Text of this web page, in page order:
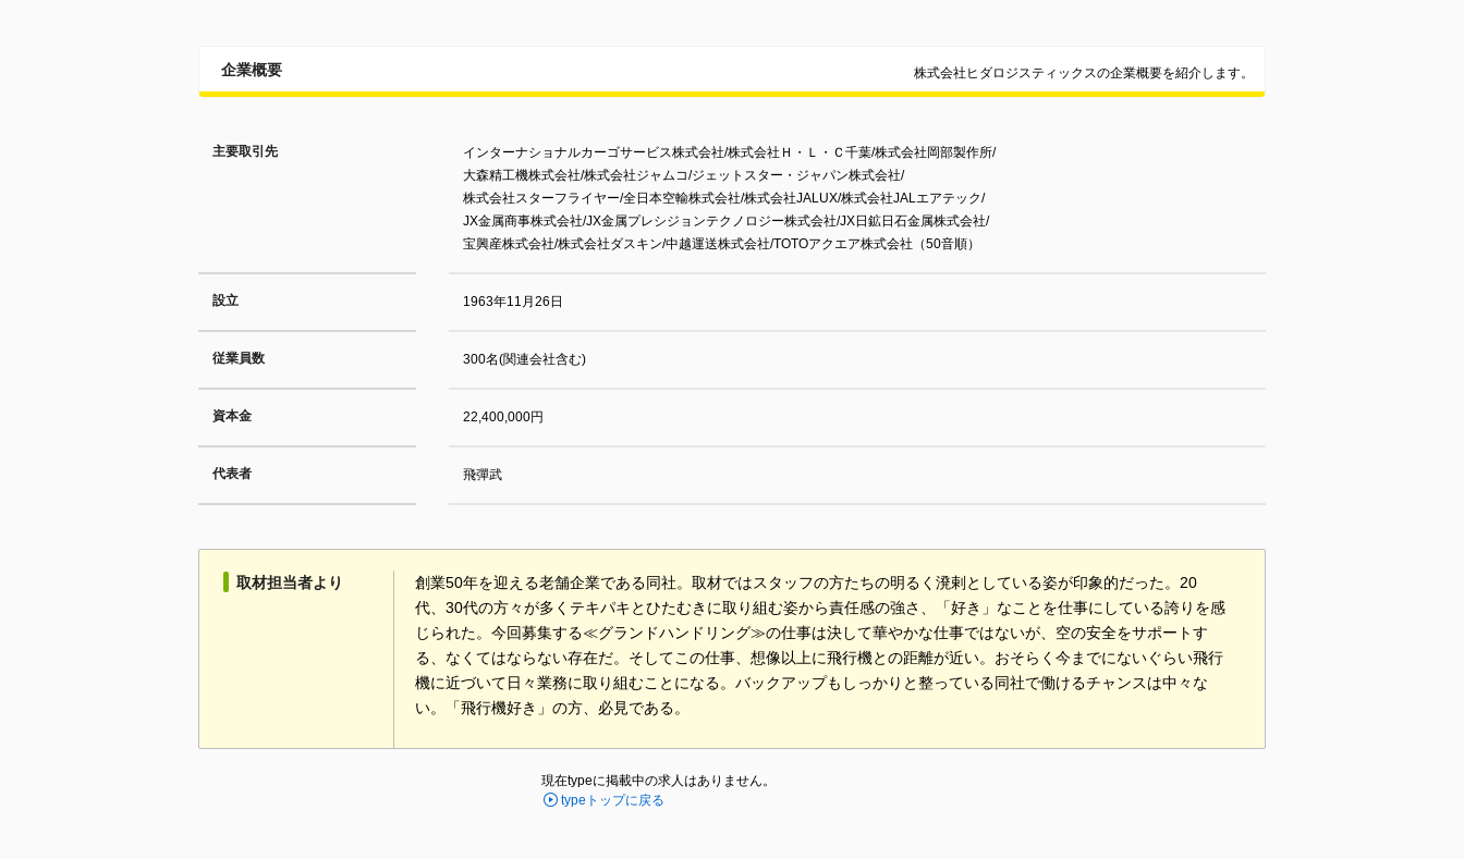
企業概要 株式会社ヒダロジスティックスの企業概要を紹介します。
主要取引先
インターナショナルカーゴサービス株式会社/株式会社Ｈ・Ｌ・Ｃ千葉/株式会社岡部製作所/
大森精工機株式会社/株式会社ジャムコ/ジェットスター・ジャパン株式会社/
株式会社スターフライヤー/全日本空輸株式会社/株式会社JALUX/株式会社JALエアテック/
JX金属商事株式会社/JX金属プレシジョンテクノロジー株式会社/JX日鉱日石金属株式会社/
宝興産株式会社/株式会社ダスキン/中越運送株式会社/TOTOアクエア株式会社（50音順）
設立 1963年11月26日
従業員数 300名(関連会社含む)
資本金 22,400,000円
代表者 飛彈武
取材担当者より
創業50年を迎える老舗企業である同社。取材ではスタッフの方たちの明るく溌剌としている姿が印象的だった。20
代、30代の方々が多くテキパキとひたむきに取り組む姿から責任感の強さ、「好き」なことを仕事にしている誇りを感
じられた。今回募集する≪グランドハンドリング≫の仕事は決して華やかな仕事ではないが、空の安全をサポートす
る、なくてはならない存在だ。そしてこの仕事、想像以上に飛行機との距離が近い。おそらく今までにないぐらい飛行
機に近づいて日々業務に取り組むことになる。バックアップもしっかりと整っている同社で働けるチャンスは中々な
い。「飛行機好き」の方、必見である。
現在typeに掲載中の求人はありません。
typeトップに戻る